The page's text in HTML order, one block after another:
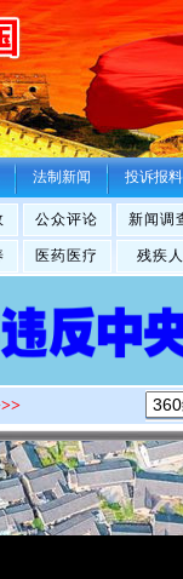
法制新闻 投诉报料
公众评论 新闻调
医药医疗 残疾人